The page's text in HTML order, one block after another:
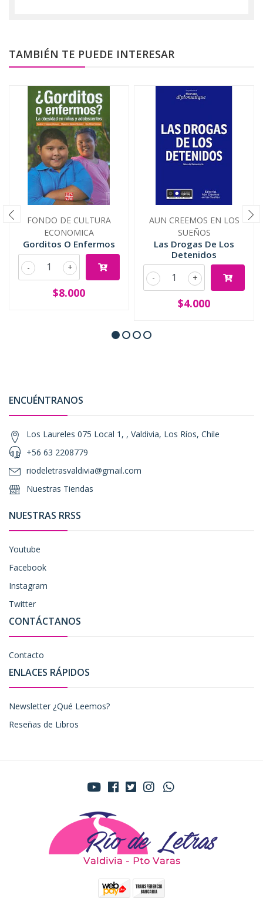
TAMBIÉN TE PUEDE INTERESAR
FONDO DE CULTURA
ECONOMICA
Gorditos O Enfermos
+
-
$8.000
AUN CREEMOS EN LOS
SUEÑOS
Las Drogas De Los
Detenidos
+
-
$4.000
ENCUÉNTRANOS
Los Laureles 075 Local 1, , Valdivia, Los Ríos, Chile
+56 63 2208779
riodeletrasvaldivia@gmail.com
Nuestras Tiendas
NUESTRAS RRSS
Youtube
Facebook
Instagram
Twitter
CONTÁCTANOS
Contacto
ENLACES RÁPIDOS
Newsletter ¿Qué Leemos?
Reseñas de Libros